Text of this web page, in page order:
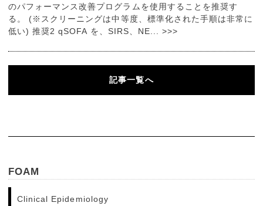
のパフォーマンス改善プログラムを使用することを推奨す
る。 (※スクリーニングは中等度、標準化された手順は非常に
低い) 推奨2 qSOFA を、SIRS、NE... >>>
記事一覧へ
FOAM
Clinical Epidemiology